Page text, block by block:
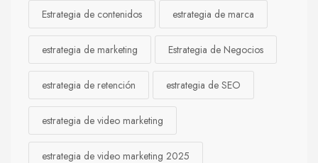
Estrategia de contenidos estrategia de marca
estrategia de marketing Estrategia de Negocios
estrategia de retención estrategia de SEO
estrategia de video marketing
estrategia de video marketing 2025